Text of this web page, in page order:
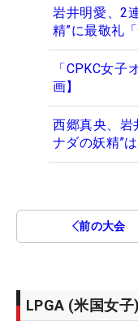
岩井明愛、2
精”に最敬礼
「CPKC女
画】
西郷真央、
ナダの妖精”
前の大会
LPGA (米国女